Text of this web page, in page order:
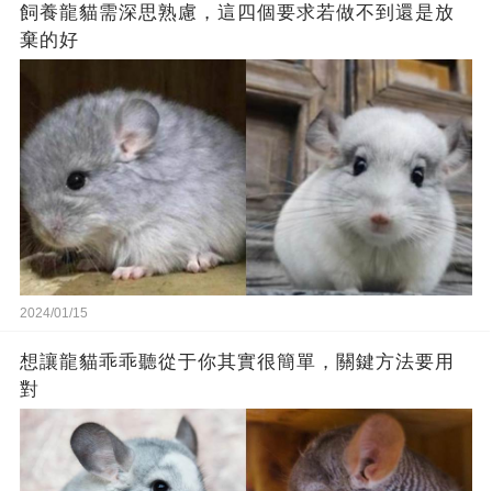
飼養龍貓需深思熟慮，這四個要求若做不到還是放
棄的好
2024/01/15
想讓龍貓乖乖聽從于你其實很簡單，關鍵方法要用
對